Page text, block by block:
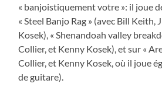
« banjoistiquement votre »: il joue
« Steel Banjo Rag » (avec Bill
Kosek), « Shenandoah valley
Collier, et Kenny Kosek), et sur «
Collier, et Kenny Kosek, où il joue
de guitare).